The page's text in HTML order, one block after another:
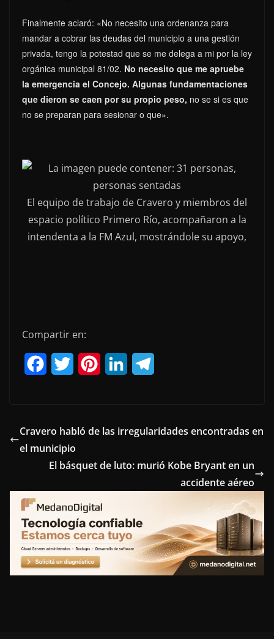
Finalmente aclaró: «No necesito una ordenanza para
mandar a cobrar las deudas del municipio a una gestión
privada, tengo la potestad que se me delega a mi por la ley
orgánica municipal 81/02. No necesito que me apruebe
la emergencia el Concejo. Algunas fundamentaciones
que dieron se caen por su propio peso, no se si es que
no se preparan para sesionar o que».
El equipo de trabajo de Cravero y miembros del
espacio político Primero Río, acompañaron a la
intendenta a la FM Azul, mostrándole su apoyo,
Compartir en:
e
b
o
o
k
t
t
e
r
t
r
e
s
t
k
d
I
n
e
r
a
Cravero habló de las irregularidades encontradas en
el municipio
El básquet de luto: murió Kobe Bryant en un
accidente aéreo